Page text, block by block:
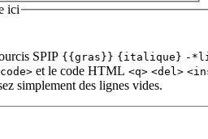
ici
SPIP {{gras}} {italique} -
et le code HTML <q> <del>
simplement des lignes vides.